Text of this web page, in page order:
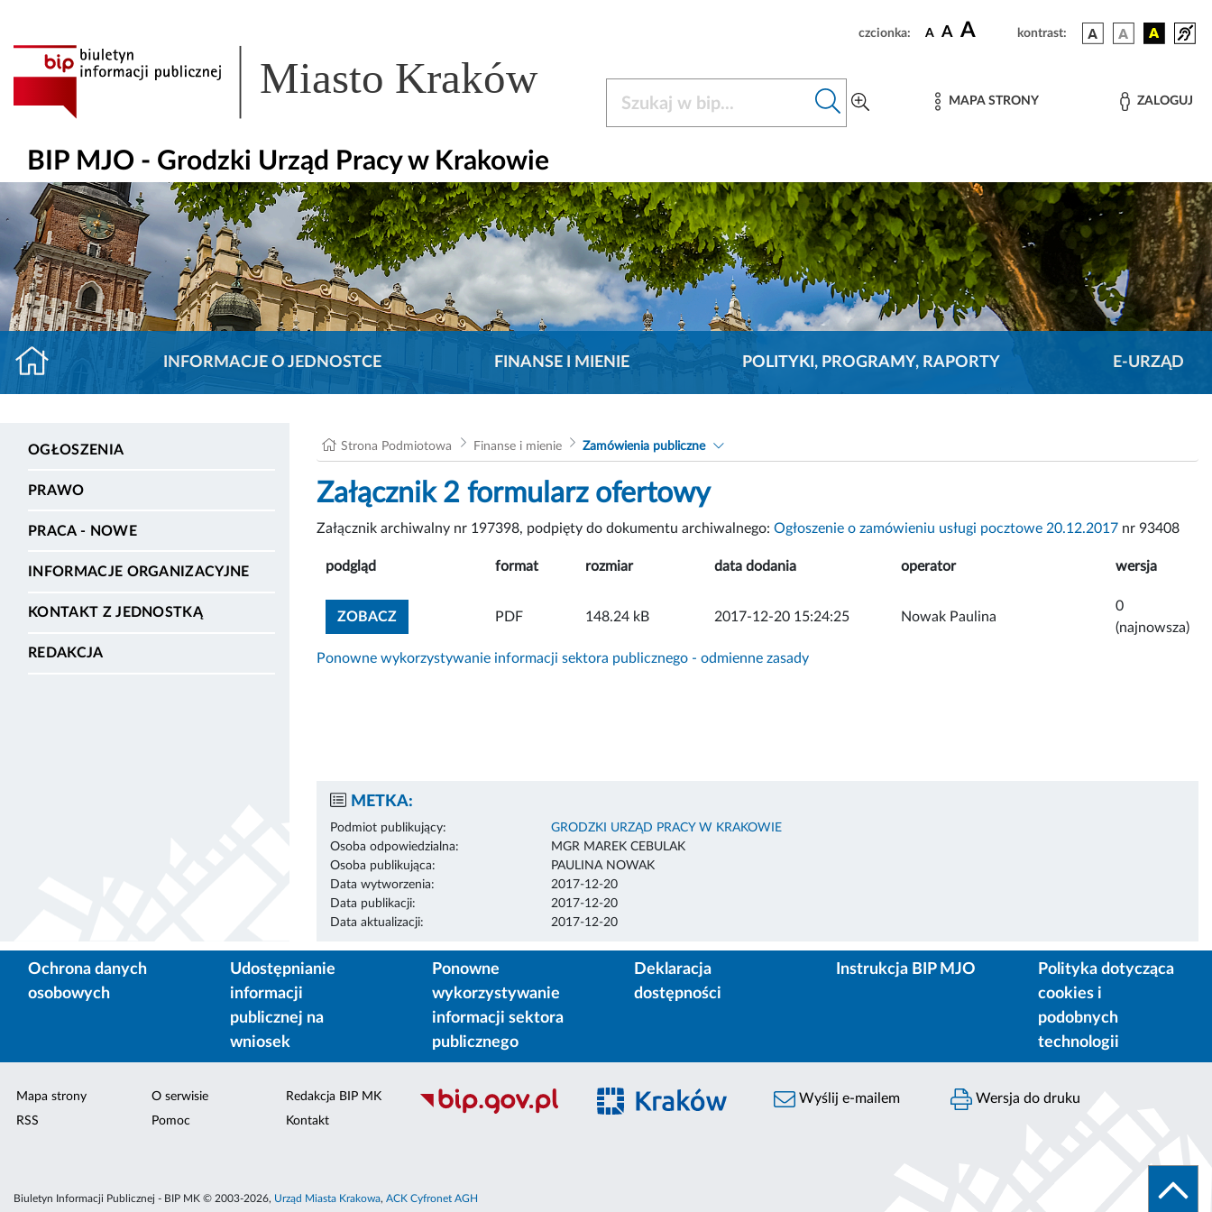
czcionka: A A A kontrast:
Miasto Kraków MAPA STRONY ZALOGUJ
BIP MJO - Grodzki Urząd Pracy w Krakowie
INFORMACJE O JEDNOSTCE FINANSE I MIENIE POLITYKI, PROGRAMY, RAPORTY E-URZĄD
OGŁOSZENIA
PRAWO
PRACA - NOWE
INFORMACJE ORGANIZACYJNE
KONTAKT Z JEDNOSTKĄ
REDAKCJA
Strona Podmiotowa Finanse i mienie Zamówienia publiczne
Załącznik 2 formularz ofertowy
Załącznik archiwalny nr 197398, podpięty do dokumentu archiwalnego: Ogłoszenie o zamówieniu usługi pocztowe 20.12.2017 nr 93408
podgląd format rozmiar data dodania operator wersja
ZOBACZZOBACZ ZAŁĄCZNIK
PDF 148.24 kB 2017-12-20 15:24:25 Nowak Paulina
0
(najnowsza)
Ponowne wykorzystywanie informacji sektora publicznego - odmienne zasady
METKA:
Podmiot publikujący:
GRODZKI URZĄD PRACY W KRAKOWIE
Osoba odpowiedzialna:
MGR MAREK CEBULAK
Osoba publikująca:
PAULINA NOWAK
Data wytworzenia:
2017-12-20
Data publikacji:
2017-12-20
Data aktualizacji:
2017-12-20
Ochrona danych
osobowych
Udostępnianie
informacji
publicznej na
wniosek
Ponowne
wykorzystywanie
informacji sektora
publicznego
Deklaracja
dostępności
Instrukcja BIP MJO
Polityka dotycząca
cookies i
podobnych
technologii
Mapa strony
RSS
O serwisie
Pomoc
Redakcja BIP MK
Kontakt
Wyślij e-mailem Wersja do druku
Biuletyn Informacji Publicznej - BIP MK © 2003-2026, Urząd Miasta Krakowa, ACK Cyfronet AGH